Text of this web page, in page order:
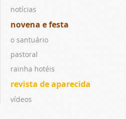
notícias
novena e festa
o santuário
pastoral
rainha hotéis
revista de aparecida
vídeos